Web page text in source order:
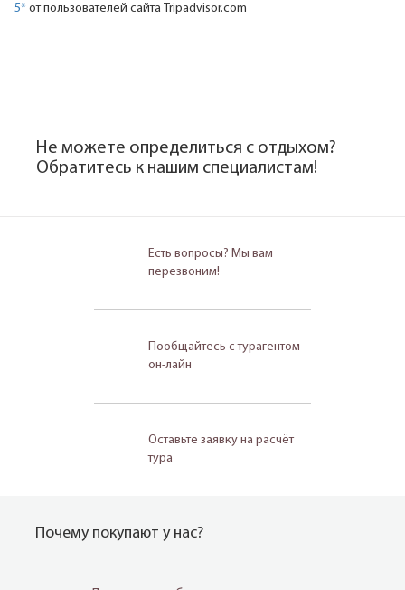
5* от пользователей сайта Tripadvisor.com
Не можете определиться с отдыхом?
Обратитесь к нашим специалистам!
Есть вопросы? Мы вам
перезвоним!
Пообщайтесь с турагентом
он-лайн
Оставьте заявку на расчёт
тура
Почему покупают у нас?